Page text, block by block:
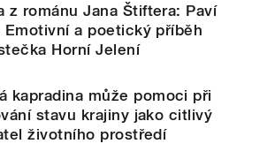
z románu Jana Štiftera: Paví
Emotivní a poetický příběh
Horní Jelení
kapradina může pomoci při
stavu krajiny jako citlivý
životního prostředí